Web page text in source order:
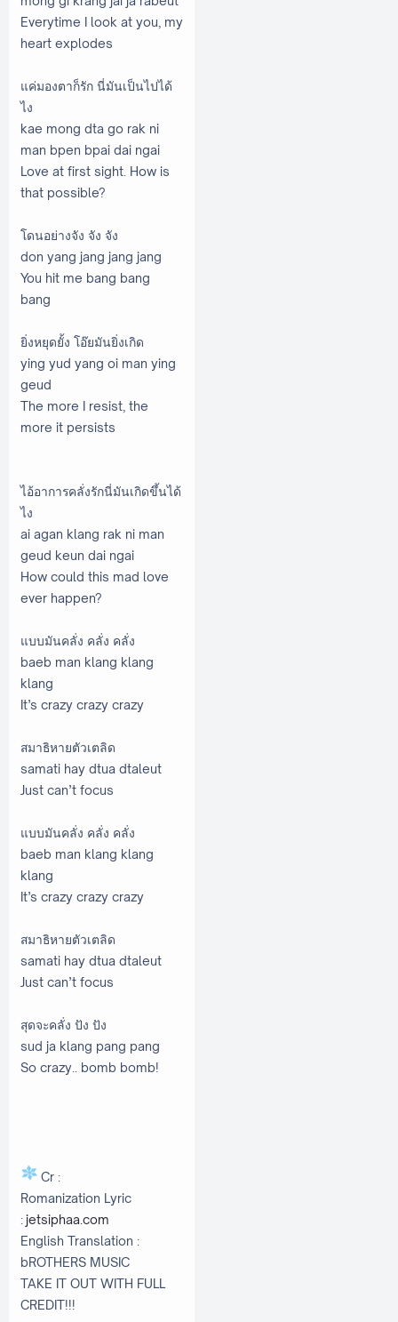
Everytime I look at you, my
heart explodes
แค่มองตาก็รัก นี่มันเป็นไปได้
ไง
kae mong dta go rak ni
man bpen bpai dai ngai
Love at first sight. How is
that possible?
โดนอย่างจัง จัง จัง
don yang jang jang jang
You hit me bang bang
bang
ยิ่งหยุดยั้ง โอ๊ยมันยิ่งเกิด
ying yud yang oi man ying
geud
The more I resist, the
more it persists
ไอ้อาการคลั่งรักนี่มันเกิดขึ้นได้
ไง
ai agan klang rak ni man
geud keun dai ngai
How could this mad love
ever happen?
แบบมันคลั่ง คลั่ง คลั่ง
baeb man klang klang
klang
It’s crazy crazy crazy
สมาธิหายตัวเตลิด
samati hay dtua dtaleut
Just can’t focus
แบบมันคลั่ง คลั่ง คลั่ง
baeb man klang klang
klang
It’s crazy crazy crazy
สมาธิหายตัวเตลิด
samati hay dtua dtaleut
Just can’t focus
สุดจะคลั่ง ปัง ปัง
sud ja klang pang pang
So crazy.. bomb bomb!
Cr :
Romanization Lyric
:jetsiphaa.com
English Translation :
bROTHERS MUSIC
TAKE IT OUT WITH FULL
CREDIT!!!